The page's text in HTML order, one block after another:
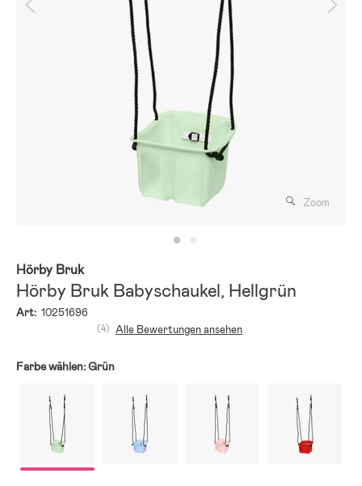
Zoom
Hörby Bruk
Hörby Bruk Babyschaukel, Hellgrün
Art: 10251696
(4) Alle Bewertungen ansehen
Farbe wählen:Grün